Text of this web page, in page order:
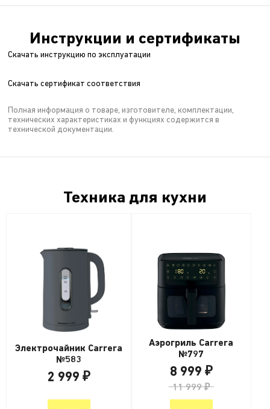
Инструкции и сертификаты
Скачать инструкцию по эксплуатации
Скачать сертификат соответствия
Полная информация о товаре, изготовителе, комплектации,
технических характеристиках и функциях содержится в
технической документации.
Техника для кухни
Электрочайник Carrera
№583
2 999 ₽
Аэрогриль Carrera
№797
8 999 ₽
11 999 ₽